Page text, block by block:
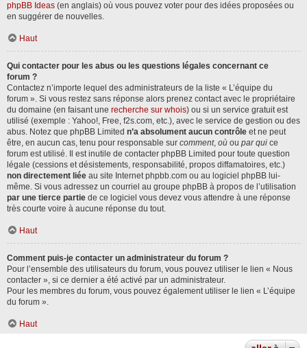
phpBB Ideas (en anglais) où vous pouvez voter pour des idées proposées ou
en suggérer de nouvelles.
Haut
Qui contacter pour les abus ou les questions légales concernant ce
forum ?
Contactez n’importe lequel des administrateurs de la liste « L’équipe du
forum ». Si vous restez sans réponse alors prenez contact avec le propriétaire
du domaine (en faisant une recherche sur whois) ou si un service gratuit est
utilisé (exemple : Yahoo!, Free, f2s.com, etc.), avec le service de gestion ou des
abus. Notez que phpBB Limited n’a absolument aucun contrôle et ne peut
être, en aucun cas, tenu pour responsable sur comment, où ou par qui ce
forum est utilisé. Il est inutile de contacter phpBB Limited pour toute question
légale (cessions et désistements, responsabilité, propos diffamatoires, etc.)
non directement liée au site Internet phpbb.com ou au logiciel phpBB lui-
même. Si vous adressez un courriel au groupe phpBB à propos de l’utilisation
par une tierce partie de ce logiciel vous devez vous attendre à une réponse
très courte voire à aucune réponse du tout.
Haut
Comment puis-je contacter un administrateur du forum ?
Pour l’ensemble des utilisateurs du forum, vous pouvez utiliser le lien « Nous
contacter », si ce dernier a été activé par un administrateur.
Pour les membres du forum, vous pouvez également utiliser le lien « L’équipe
du forum ».
Haut